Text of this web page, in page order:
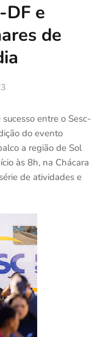
DF e
de
entre o Sesc-
do evento
a região de Sol
às 8h, na Chácara
de atividades e